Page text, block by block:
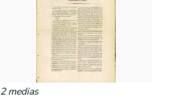
2 medias